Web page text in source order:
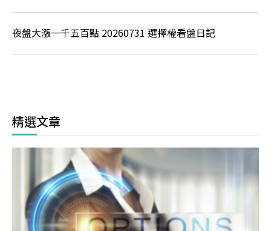
夜盤大漲一千五百點 20260731 選擇權看盤日記
精選文章